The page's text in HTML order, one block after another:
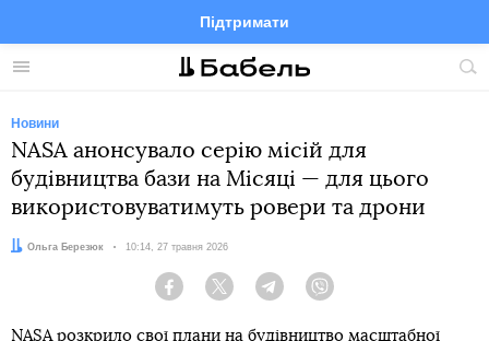
Меню
Підтримати
FacebookTelegramTwitter
Новини
NASA анонсувало серію місій для
будівництва бази на Місяці — для цього
використовуватимуть ровери та дрони
Автор:
Ольга Березюк Дата:
10:14, 27 травня 2026
Facebook Twitter Telegram
NASA розкрило свої плани на будівництво масштабної